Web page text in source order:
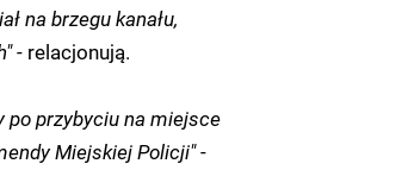
na brzegu kanału,
- relacjonują.
po przybyciu na miejsce
Miejskiej Policji"-